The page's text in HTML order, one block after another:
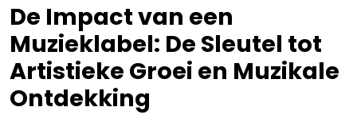
De Impact van een
Muzieklabel: De Sleutel tot
Artistieke Groei en Muzikale
Ontdekking